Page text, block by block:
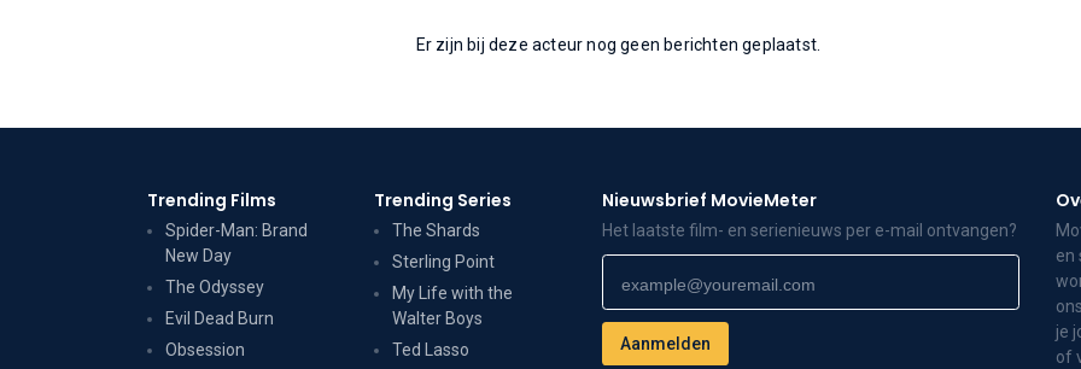
Er zijn bij deze acteur nog geen berichten geplaatst.
Trending Films
Spider-Man: Brand
New Day
The Odyssey
Evil Dead Burn
Obsession
Trending Series
The Shards
Sterling Point
My Life with the
Walter Boys
Ted Lasso
Nieuwsbrief MovieMeter
Het laatste film- en serienieuws per e-mail ontvangen?
en
je
of